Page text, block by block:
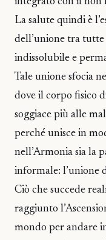
La salute quindi è
dell’unione tra
indissolubile e
Tale unione sfocia
dove il corpo fisico
soggiace più alle
perché unisce in
nell’Armonia sia la
informale: l’unione
Ciò che succede
raggiunto
mondo per andare